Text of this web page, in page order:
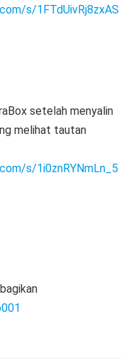
s/1FTdUivRj8zxAS
setelah menyalin
melihat tautan
s/1i0znRYNmLn_5